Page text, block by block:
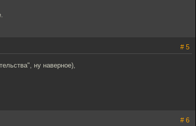
# 5
ну наверное),
# 6